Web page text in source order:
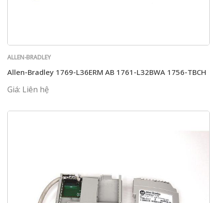
ALLEN-BRADLEY
Allen-Bradley 1769-L36ERM AB 1761-L32BWA 1756-TBCH
Giá: Liên hệ